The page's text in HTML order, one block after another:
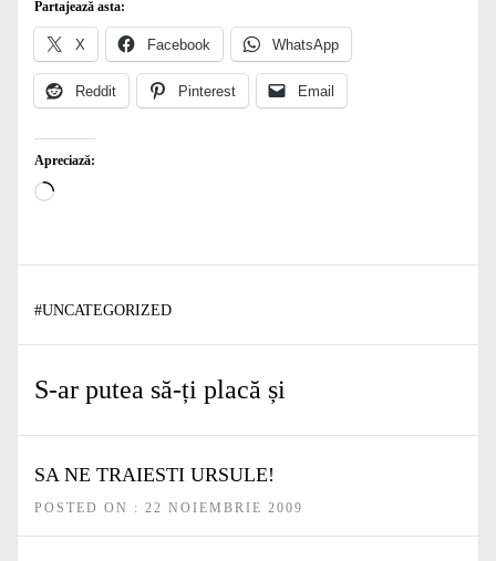
Partajează asta:
X Facebook WhatsApp
Reddit Pinterest Email
Apreciază:
Încarc...
#UNCATEGORIZED
S-ar putea să-ți placă și
SA NE TRAIESTI URSULE!
POSTED ON : 22 NOIEMBRIE 2009